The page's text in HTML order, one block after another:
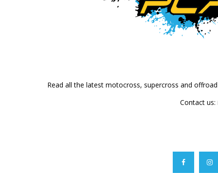
Read all the latest motocross, supercross and
Contact us: